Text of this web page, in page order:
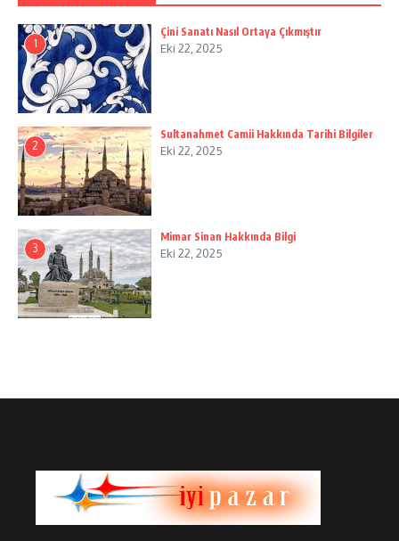
1
Çini Sanatı Nasıl Ortaya Çıkmıştır
Eki 22, 2025
2
Sultanahmet Camii Hakkında Tarihi Bilgiler
Eki 22, 2025
3
Mimar Sinan Hakkında Bilgi
Eki 22, 2025